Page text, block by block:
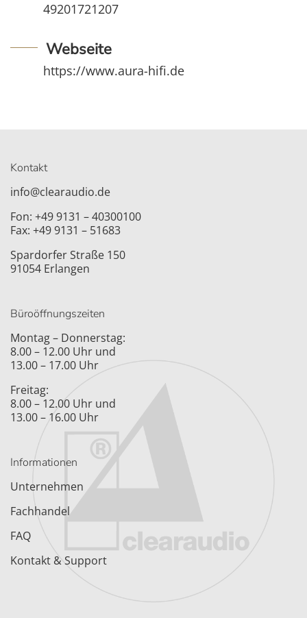
49201721207
Webseite
https://www.aura-hifi.de
Kontakt
info@clearaudio.de
Fon: +49 9131 – 40300100
Fax: +49 9131 – 51683
Spardorfer Straße 150
91054 Erlangen
Büroöffnungszeiten
Montag – Donnerstag:
8.00 – 12.00 Uhr und
13.00 – 17.00 Uhr
Freitag:
8.00 – 12.00 Uhr und
13.00 – 16.00 Uhr
Informationen
Unternehmen
Fachhandel
FAQ
Kontakt & Support